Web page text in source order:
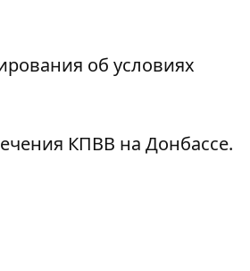
об условиях
КПВВ на Донбассе.